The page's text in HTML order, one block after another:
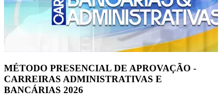
MÉTODO PRESENCIAL DE APROVAÇÃO -
CARREIRAS ADMINISTRATIVAS E
BANCÁRIAS 2026